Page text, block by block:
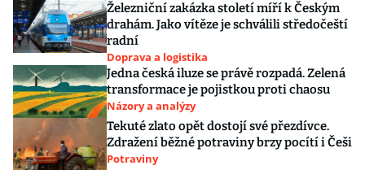
Železniční zakázka století míří k Českým
drahám. Jako vítěze je schválili středočeští
radní
Doprava a logistika
Jedna česká iluze se právě rozpadá. Zelená
transformace je pojistkou proti chaosu
Názory a analýzy
Tekuté zlato opět dostojí své přezdívce.
Zdražení běžné potraviny brzy pocítí i Češi
Potraviny